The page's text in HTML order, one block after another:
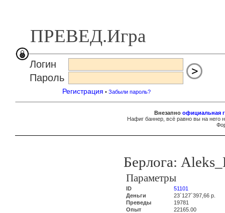
ПРЕВЕД.Игра
Логин
Пароль
Регистрация • Забыли пароль?
Внезапно официальная
Нафиг баннер, всё равно вы на
Берлога:
Параметры
ID
51101
Деньги
23`127`397,66 р.
Преведы
19781
Опыт
22165.00